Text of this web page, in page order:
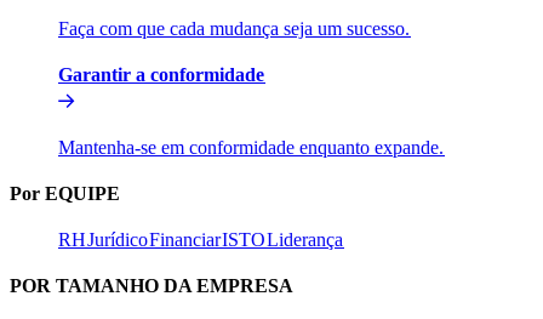
Faça com que cada mudança seja um sucesso.​​
Garantir a conformidade​​
Mantenha-se em conformidade enquanto expande.​​
Por EQUIPE​​
RH​​Jurídico​​Financiar​​ISTO​​Liderança​​
POR TAMANHO DA EMPRESA​​